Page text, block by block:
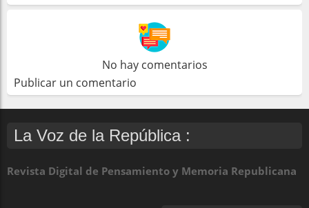
No hay comentarios
Publicar un comentario
La Voz de la República :
Revista Digital de Pensamiento y Memoria Republicana